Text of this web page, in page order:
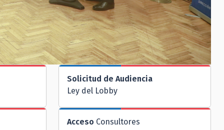
Solicitud de Audiencia
Ley del Lobby
Acceso Consultores